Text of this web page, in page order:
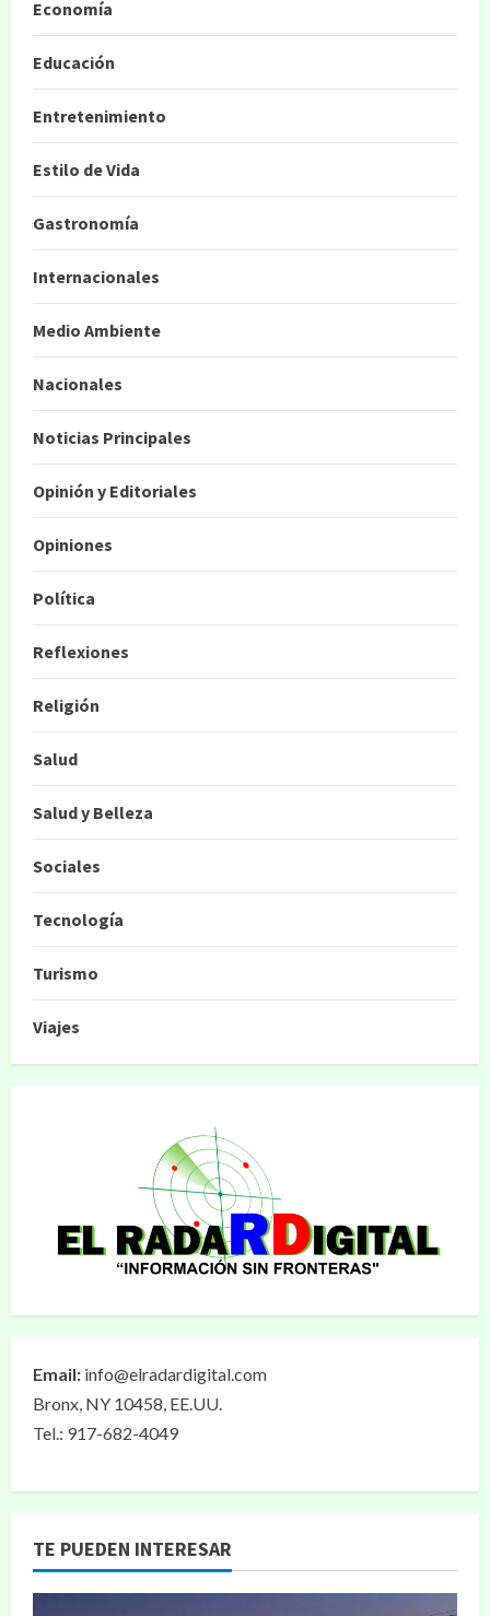
Economía
Educación
Entretenimiento
Estilo de Vida
Gastronomía
Internacionales
Medio Ambiente
Nacionales
Noticias Principales
Opinión y Editoriales
Opiniones
Política
Reflexiones
Religión
Salud
Salud y Belleza
Sociales
Tecnología
Turismo
Viajes
Email: info@elradardigital.com
Bronx, NY 10458, EE.UU.
Tel.: 917-682-4049
TE PUEDEN INTERESAR